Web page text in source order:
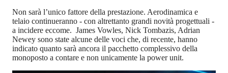
Non sarà l’unico fattore della prestazione. Aerodinamica e
telaio continueranno - con altrettanto grandi novità progettuali -
a incidere eccome. James Vowles, Nick Tombazis, Adrian
Newey sono state alcune delle voci che, di recente, hanno
indicato quanto sarà ancora il pacchetto complessivo della
monoposto a contare e non unicamente la power unit.